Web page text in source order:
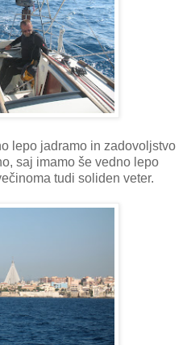
lepo jadramo in zadovoljstvo
saj imamo še vedno lepo
tudi soliden veter.